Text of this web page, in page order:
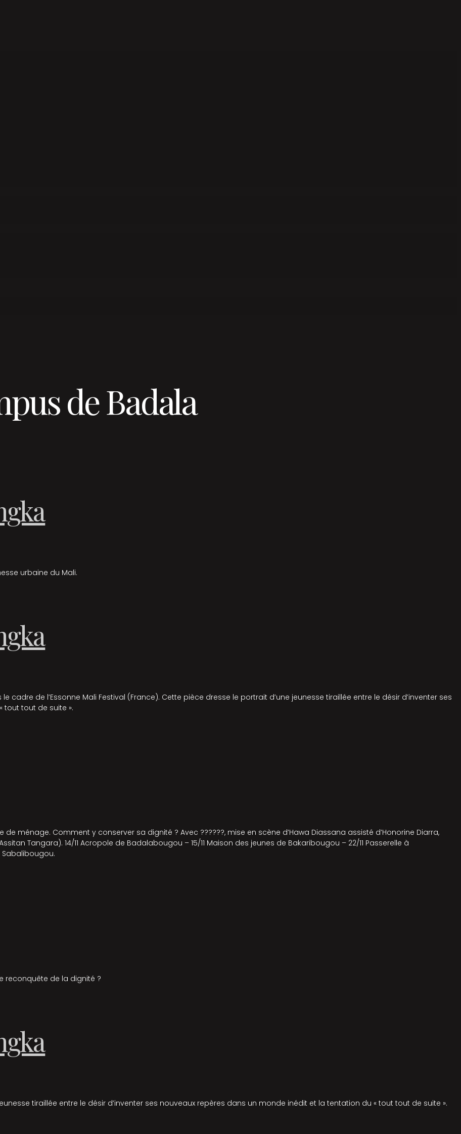
de Badala
urbaine du Mali.
cadre de l’Essonne Mali Festival (France). Cette pièce dresse le portrait d’une jeunesse tiraillée entre le désir d’inventer ses
tout tout de suite ».
ménage. Comment y conserver sa dignité ? Avec ??????, mise en scène d’Hawa Diassana assisté d’Honorine Diarra,
Tangara). 14/11 Acropole de Badalabougou – 15/11 Maison des jeunes de Bakaribougou – 22/11 Passerelle à
Sabalibougou.
reconquête de la dignité ?
tiraillée entre le désir d’inventer ses nouveaux repères dans un monde inédit et la tentation du « tout tout de suite ».